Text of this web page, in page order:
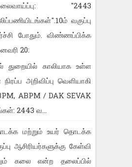
"2443
வகுப்பு
போதும். விண்ணப்பிக்க
20:
காலியாக உள்ள
அறிவிப்பு வெளியாகி
ABPM / DAK SEVAK
2443 வ...
மற்றும் உயர் தொடக்க
ஆசிரியர்களுக்கு கேள்வி
கலை என்ற தலைப்பில்